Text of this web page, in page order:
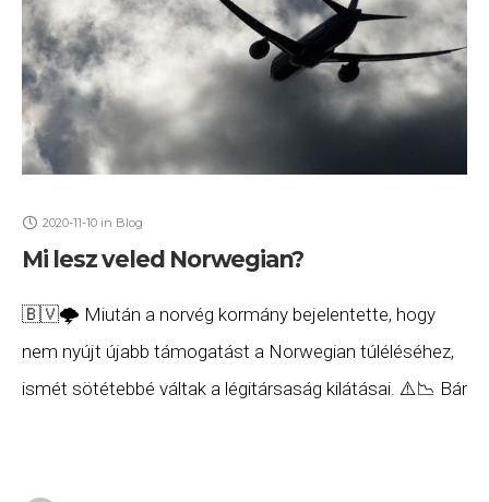
2020-11-10 in Blog
Mi lesz veled Norwegian?
🇧🇻🌩️ Miután a norvég kormány bejelentette, hogy
nem nyújt újabb támogatást a Norwegian túléléséhez,
ismét sötétebbé váltak a légitársaság kilátásai. ⚠️📉 Bár